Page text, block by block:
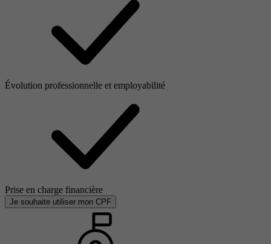
Évolution professionnelle et employabilité
Prise en charge financière
Je souhaite utiliser mon CPF